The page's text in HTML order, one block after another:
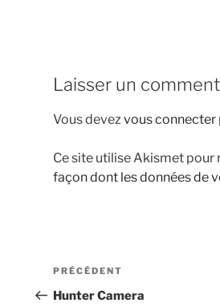
Laisser un
Vous devezvous connecter
Ce site utilise Akismet pour
façon dont les données de
Navigation
de
Article
précédent
PRÉCÉDENT
Hunter Camera